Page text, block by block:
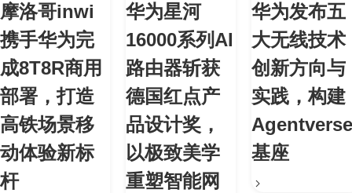
摩洛哥inwi
携手华为完
成8T8R商用
部署，打造
高铁场景移
动体验新标
杆
华为星河
16000系列AI
路由器斩获
德国红点产
品设计奖，
以极致美学
重塑智能网
华为发布五
大无线技术
创新方向与
实践，构建
Agentverse
基座